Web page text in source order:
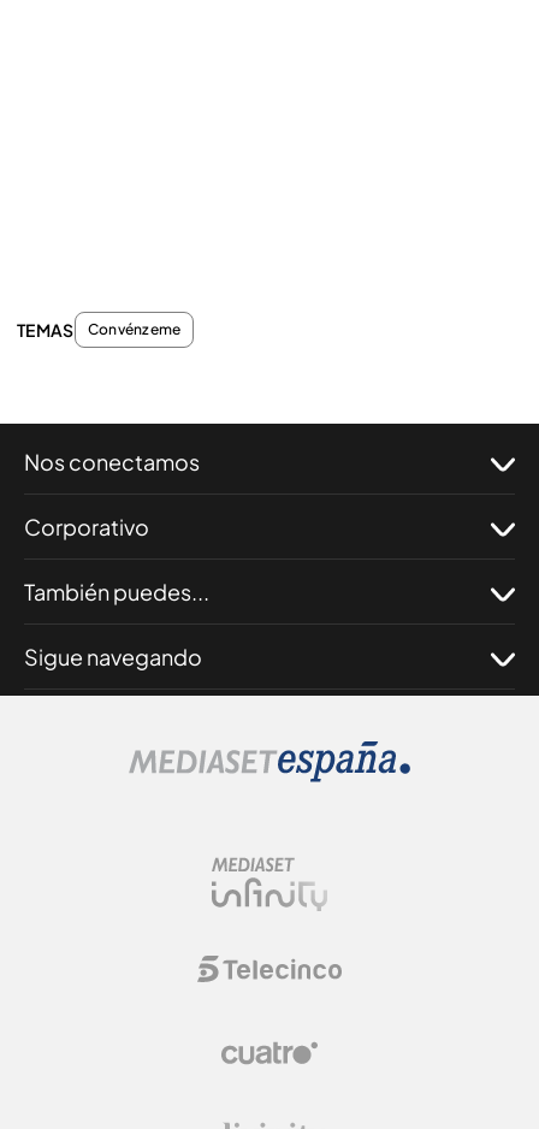
TEMAS Convénzeme
Nos conectamos
Corporativo
También puedes...
Sigue navegando